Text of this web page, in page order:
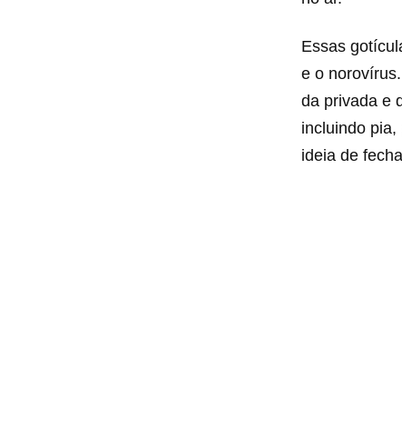
Essas
e o
da privada e
incluindo
ideia de